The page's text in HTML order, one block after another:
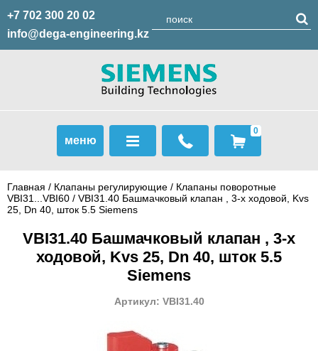
+7 702 300 20 02
info@dega-engineering.kz
меню
0
Главная / Клапаны регулирующие / Клапаны поворотные
VBI31...VBI60 / VBI31.40 Башмачковый клапан , 3-х ходовой, Kvs
25, Dn 40, шток 5.5 Siemens
VBI31.40 Башмачковый клапан , 3-х
ходовой, Kvs 25, Dn 40, шток 5.5
Siemens
Артикул: VBI31.40